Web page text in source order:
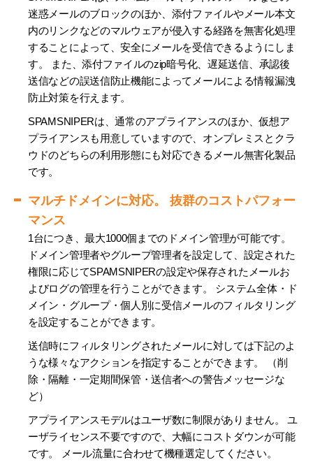
迷惑メールのブロックのほか、添付ファイルやメール本文
内のリンクなどのマルウェアが侵入する経路を無害化処理
することによって、安全にメールを受信できるようにしま
す。 また、添付ファイルのzip暗号化、遅延送信、承認後
送信などの誤送信防止機能によってメールによる情報漏洩
防止対策を行えます。
SPAMSNIPERは、通常のアプライアンスのほか、仮想ア
プライアンスも用意していますので、オンプレミスとクラ
ウドのどちらの利用形態にも対応できるメール無害化製品
です。
マルチドメインに対応。 抜群のコストパフォー
マンス
1台につき、最大1000個までのドメイン管理が可能です。
ドメイン管理者やグループ管理者を設定して、設定された
権限に応じてSPAMSNIPERの設定や保存されたメールお
よびログの管理を行うことができます。 システム全体・ド
メイン・グループ・個人別に受信メールのフィルタリング
を設定することができます。
送信時にフィルタリングされたメールに対しては下記のよ
うな様々なアクションを指定することができます。 （削
除・隔離・一定期間保管・送信者への警告メッセージな
ど）
アプライアンスモデルはユーザ数に制限がありません。 ユ
ーザライセンス不要ですので、大幅にコストダウンが可能
です。 メール流量に合わせて機種選定してください。